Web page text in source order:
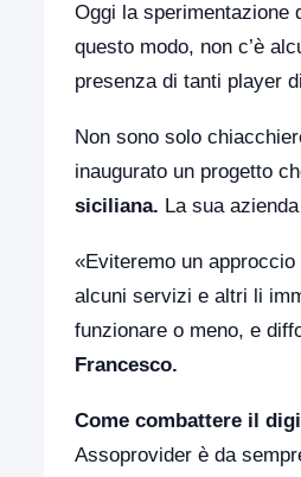
Oggi la sperimentazione
questo modo, non c’è
presenza di tanti player
Non sono solo
inaugurato un progetto
siciliana. La sua
«Eviteremo un
alcuni servizi e altri li
funzionare o meno, e
Francesco.
Come combattere il
Assoprovider è da